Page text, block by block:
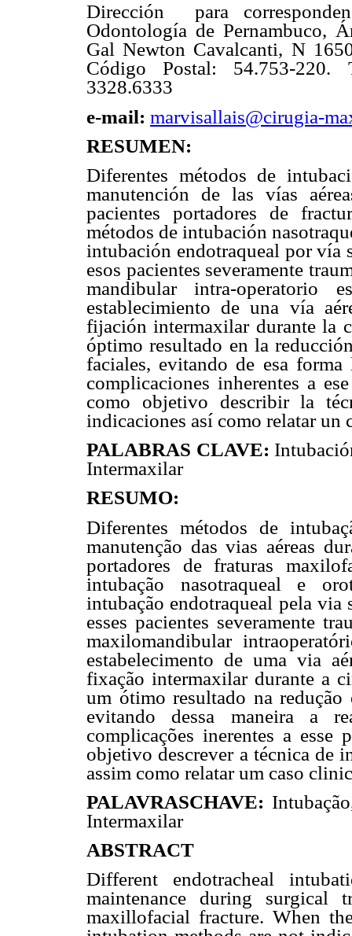
Dirección
para
Odontología de Pernambuco,
Gal Newton Cavalcanti, N
Código Postal: 54.753-220.
3328.6333
e-mail: marvisallais@cirugia-
RESUMEN:
Diferentes métodos de
manutención de las vías
pacientes portadores de
métodos de intubación
intubación endotraqueal por vía
esos pacientes severamente
mandibular intra-operatorio
establecimiento de una vía
fijación intermaxilar durante la
óptimo resultado en la
faciales, evitando de esa
complicaciones inherentes a
como objetivo describir la
indicaciones así como relatar un
PALABRAS CLAVE:
Intermaxilar
RESUMO:
Diferentes métodos de
manutenção das vias aéreas
portadores de fraturas
intubação nasotraqueal e
intubação endotraqueal pela
esses pacientes severamente
maxilomandibular
estabelecimento de uma via
fixação intermaxilar durante a
um ótimo resultado na redução
evitando dessa maneira a
complicações inerentes a esse
objetivo descrever a técnica de
assim como relatar um caso
PALAVRASCHAVE:
Intermaxilar
ABSTRACT
Different endotracheal
maintenance during surgical
maxillofacial fracture. When